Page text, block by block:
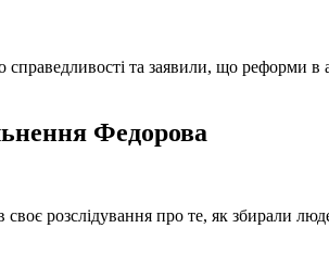
та заявили, що реформи в
Федорова
розслідування про те, як збирали